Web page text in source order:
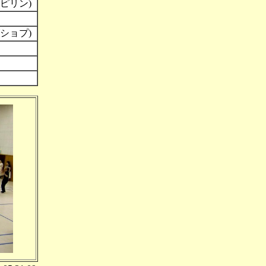
リン)
ョプ)